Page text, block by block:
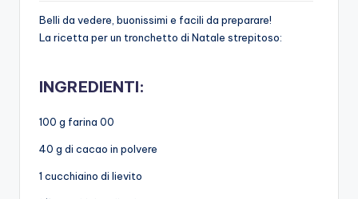
Belli da vedere, buonissimi e facili da preparare!
La ricetta per un tronchetto di Natale strepitoso:
INGREDIENTI:
100 g farina 00
40 g di cacao in polvere
1 cucchiaino di lievito